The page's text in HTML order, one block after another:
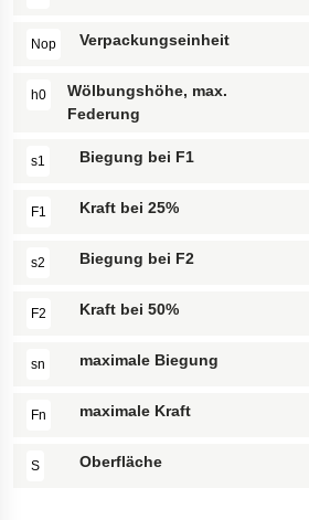
Nop Verpackungseinheit
h0
Wölbungshöhe, max.
Federung
s1 Biegung bei F1
F1 Kraft bei 25%
s2 Biegung bei F2
F2 Kraft bei 50%
sn maximale Biegung
Fn maximale Kraft
S Oberfläche